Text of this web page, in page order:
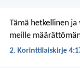
Tämä hetkellinen
meille
2. Korinttilaiskirje